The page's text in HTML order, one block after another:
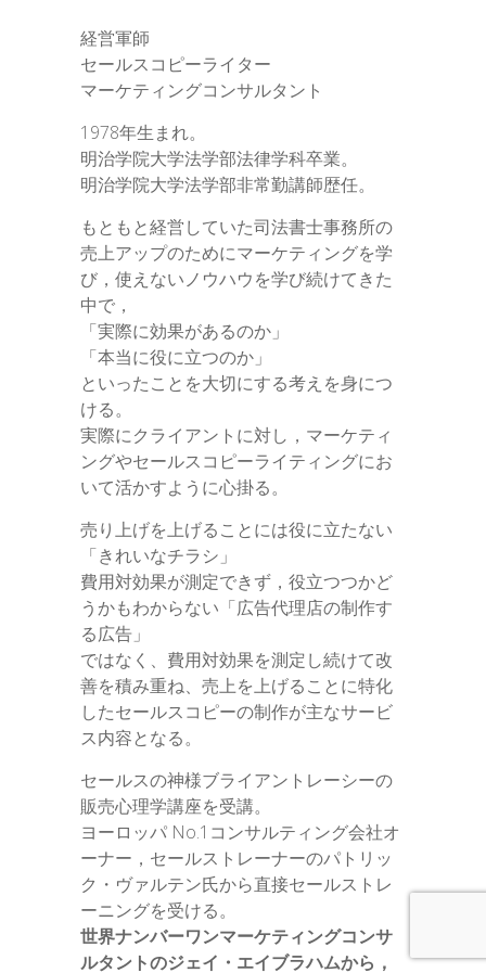
経営軍師
セールスコピーライター
マーケティングコンサルタント
1978年生まれ。
明治学院大学法学部法律学科卒業。
明治学院大学法学部非常勤講師歴任。
もともと経営していた司法書士事務所の
売上アップのためにマーケティングを学
び，使えないノウハウを学び続けてきた
中で，
「実際に効果があるのか」
「本当に役に立つのか」
といったことを大切にする考えを身につ
ける。
実際にクライアントに対し，マーケティ
ングやセールスコピーライティングにお
いて活かすように心掛る。
売り上げを上げることには役に立たない
「きれいなチラシ」
費用対効果が測定できず，役立つつかど
うかもわからない「広告代理店の制作す
る広告」
ではなく、費用対効果を測定し続けて改
善を積み重ね、売上を上げることに特化
したセールスコピーの制作が主なサービ
ス内容となる。
セールスの神様ブライアントレーシーの
販売心理学講座を受講。
ヨーロッパ No.1コンサルティング会社オ
ーナー，セールストレーナーのパトリッ
ク・ヴァルテン氏から直接セールストレ
ーニングを受ける。
世界ナンバーワンマーケティングコンサ
ルタントのジェイ・エイブラハムから，